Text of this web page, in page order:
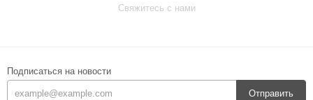
Свяжитесь с нами
Подписаться на новости
Отправить